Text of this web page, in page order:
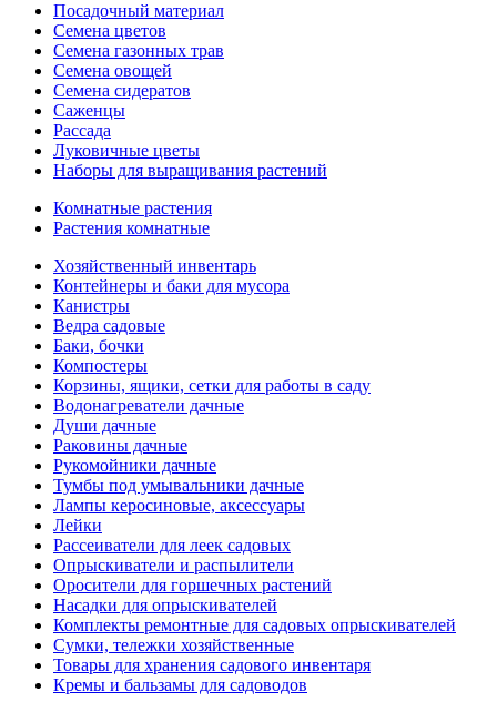
Посадочный материал
Семена цветов
Семена газонных трав
Семена овощей
Семена сидератов
Саженцы
Рассада
Луковичные цветы
Наборы для выращивания растений
Комнатные растения
Растения комнатные
Хозяйственный инвентарь
Контейнеры и баки для мусора
Канистры
Ведра садовые
Баки, бочки
Компостеры
Корзины, ящики, сетки для работы в саду
Водонагреватели дачные
Души дачные
Раковины дачные
Рукомойники дачные
Тумбы под умывальники дачные
Лампы керосиновые, аксессуары
Лейки
Рассеиватели для леек садовых
Опрыскиватели и распылители
Оросители для горшечных растений
Насадки для опрыскивателей
Комплекты ремонтные для садовых опрыскивателей
Сумки, тележки хозяйственные
Товары для хранения садового инвентаря
Кремы и бальзамы для садоводов